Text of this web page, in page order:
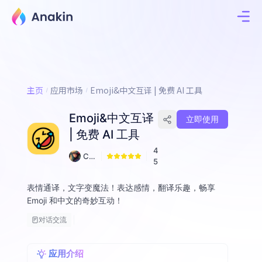
主页 应用市场 Emoji&中文互译 | 免费 AI 工具
Emoji&中文互译
| 免费 AI 工具
Cy
nk
4
5
立即使用
表情通译，文字变魔法！表达感情，翻译乐趣，畅享
Emoji 和中文的奇妙互动！
对话交流
应用介绍